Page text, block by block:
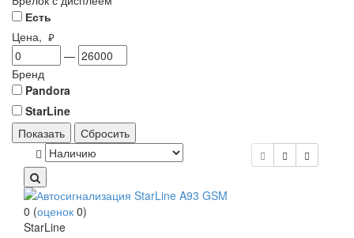
Есть
Цена,
руб.
—
Бренд
Pandora
StarLine
Показать
Сбросить
0 (оценок 0)
StarLine